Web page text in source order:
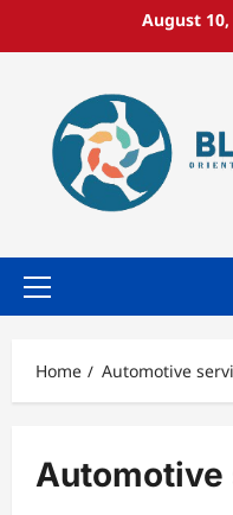
August 10,
Primary
Home Automotive
Automotive